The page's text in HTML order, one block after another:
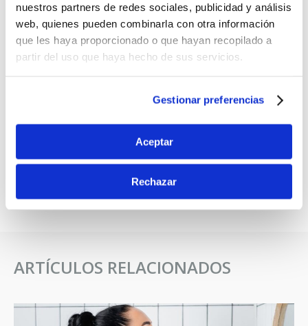
nuestros partners de redes sociales, publicidad y análisis
web, quienes pueden combinarla con otra información
que les haya proporcionado o que hayan recopilado a
partir del uso que haya hecho de sus servicios.
Gestionar preferencias
Aceptar
Rechazar
PILOPEPTAN®
Woman Proteokel
ARTÍCULOS RELACIONADOS